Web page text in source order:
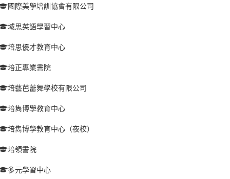
國際美學培訓協會有限公司
域思英語學習中心
培思優才教育中心
培正專業書院
培藝芭蕾舞學校有限公司
培雋博學教育中心
培雋博學教育中心（夜校）
培領書院
多元學習中心